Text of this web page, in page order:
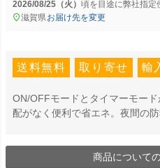
2026/08/25（火） に弊社指定
滋賀県お届け先を変更
送料無料 取り寄せ 輸
ON/OFFモードとタイマーモー
配がなく便利で省エネ。夜間の防
商品について